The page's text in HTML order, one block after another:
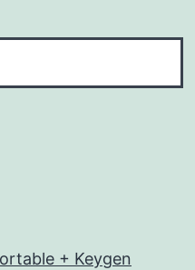
+ Keygen